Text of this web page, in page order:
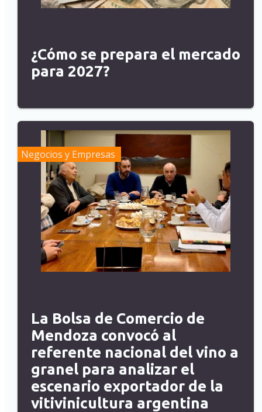
¿Cómo se prepara el mercado
para 2027?
Negocios y Empresas
La Bolsa de Comercio de
Mendoza convocó al
referente nacional del vino a
granel para analizar el
escenario exportador de la
vitivinicultura argentina